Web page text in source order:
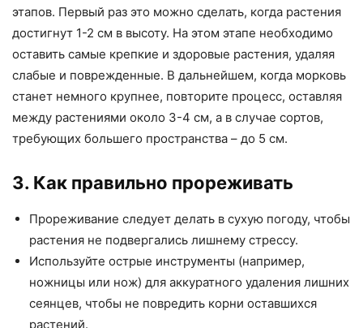
этапов. Первый раз это можно сделать, когда растения
достигнут 1-2 см в высоту. На этом этапе необходимо
оставить самые крепкие и здоровые растения, удаляя
слабые и поврежденные. В дальнейшем, когда морковь
станет немного крупнее, повторите процесс, оставляя
между растениями около 3-4 см, а в случае сортов,
требующих большего пространства – до 5 см.
3. Как правильно прореживать
Прореживание следует делать в сухую погоду, чтобы
растения не подвергались лишнему стрессу.
Используйте острые инструменты (например,
ножницы или нож) для аккуратного удаления лишних
сеянцев, чтобы не повредить корни оставшихся
растений.